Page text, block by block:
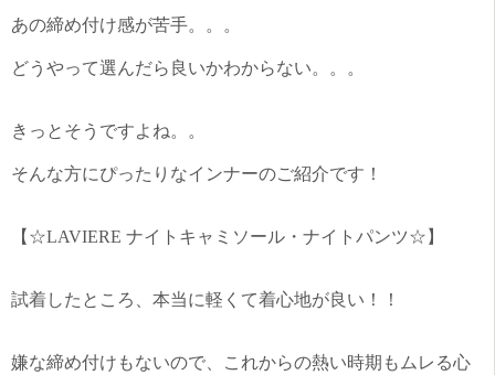
あの締め付け感が苦手。。。
どうやって選んだら良いかわからない。。。
きっとそうですよね。。
そんな方にぴったりなインナーのご紹介です！
【☆LAVIERE ナイトキャミソール・ナイトパンツ☆】
試着したところ、本当に軽くて着心地が良い！！
嫌な締め付けもないので、これからの熱い時期もムレる心